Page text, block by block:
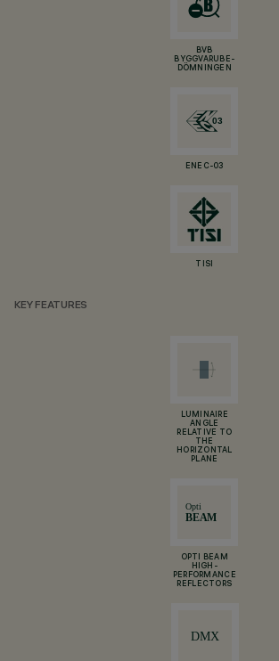
BVB
BYGGVARUBE-
DÖMNINGEN
ENEC-03
TISI
KEY FEATURES
LUMINAIRE
ANGLE
RELATIVE TO
THE
HORIZONTAL
PLANE
OPTI BEAM
HIGH-
PERFORMANCE
REFLECTORS